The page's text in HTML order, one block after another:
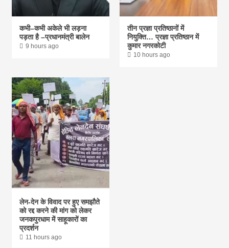
कभी–कभी अकेले भी लड़ना
पड़ता है –प्रधानमंत्री बालेन
9 hours ago
तीन प्रज्ञा प्रतिष्ठानों में
नियुक्ति… प्रज्ञा प्रतिष्ठान में
कुमार नगरकोटी
10 hours ago
लेन-देन के विवाद पर हुए समझौते
को रद्द करने की मांग को लेकर
जनकपुरधाम में साहूकारों का
प्रदर्शन
11 hours ago